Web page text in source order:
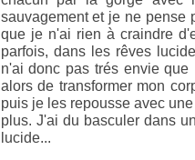
sauvagement et je ne pense
que je n'ai rien à craindre
parfois, dans les rêves
n'ai donc pas trés envie
alors de transformer mon
puis je les repousse avec
plus. J'ai du basculer dans
lucide...